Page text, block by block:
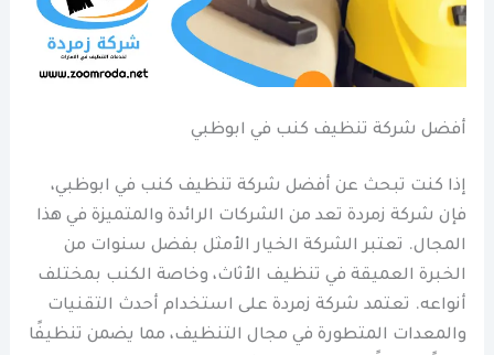
أفضل شركة تنظيف كنب في ابوظبي
إذا كنت تبحث عن أفضل شركة تنظيف كنب في ابوظبي،
فإن شركة زمردة تعد من الشركات الرائدة والمتميزة في هذا
المجال. تعتبر الشركة الخيار الأمثل بفضل سنوات من
الخبرة العميقة في تنظيف الأثاث، وخاصة الكنب بمختلف
أنواعه. تعتمد شركة زمردة على استخدام أحدث التقنيات
والمعدات المتطورة في مجال التنظيف، مما يضمن تنظيفًا